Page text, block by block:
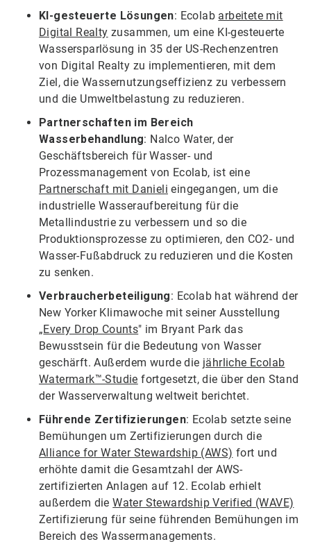
KI-gesteuerte Lösungen: Ecolab arbeitete mit
Digital Realty zusammen, um eine KI-gesteuerte
Wassersparlösung in 35 der US-Rechenzentren
von Digital Realty zu implementieren, mit dem
Ziel, die Wassernutzungseffizienz zu verbessern
und die Umweltbelastung zu reduzieren.
Partnerschaften im Bereich
Wasserbehandlung: Nalco Water, der
Geschäftsbereich für Wasser- und
Prozessmanagement von Ecolab, ist eine
Partnerschaft mit Danieli eingegangen, um die
industrielle Wasseraufbereitung für die
Metallindustrie zu verbessern und so die
Produktionsprozesse zu optimieren, den CO2- und
Wasser-Fußabdruck zu reduzieren und die Kosten
zu senken.
Verbraucherbeteiligung: Ecolab hat während der
New Yorker Klimawoche mit seiner Ausstellung
„Every Drop Counts" im Bryant Park das
Bewusstsein für die Bedeutung von Wasser
geschärft. Außerdem wurde die jährliche Ecolab
Watermark™-Studie fortgesetzt, die über den Stand
der Wasserverwaltung weltweit berichtet.
Führende Zertifizierungen: Ecolab setzte seine
Bemühungen um Zertifizierungen durch die
Alliance for Water Stewardship (AWS) fort und
erhöhte damit die Gesamtzahl der AWS-
zertifizierten Anlagen auf 12. Ecolab erhielt
außerdem dieWater Stewardship Verified (WAVE)
Zertifizierung für seine führenden Bemühungen im
Bereich des Wassermanagements.